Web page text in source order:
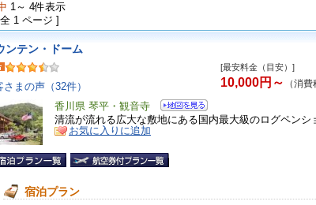
1～ 4件表示
1 ページ ]
ンテン・ドーム
さまの声（32件）
[最安料金（目安）]
10,000円～ （消
香川県 琴平・観音寺
清流が流れる広大な敷地にある国内最大級のログペンシ
お気に入りに追加
宿泊プラン